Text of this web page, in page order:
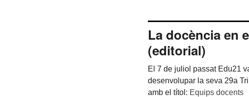
La docència en
(editorial)
El 7 de juliol passat Edu21
desenvolupar la seva 29a
amb el títol: Equips docents